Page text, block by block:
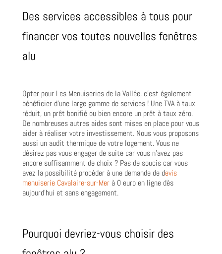
Des services accessibles à tous pour
financer vos toutes nouvelles fenêtres
alu
Opter pour Les Menuiseries de la Vallée, c’est également
bénéficier d’une large gamme de services ! Une TVA à taux
réduit, un prêt bonifié ou bien encore un prêt à taux zéro.
De nombreuses autres aides sont mises en place pour vous
aider à réaliser votre investissement. Nous vous proposons
aussi un audit thermique de votre logement. Vous ne
désirez pas vous engager de suite car vous n’avez pas
encore suffisamment de choix ? Pas de soucis car vous
avez la possibilité procéder à une demande de devis
menuiserie Cavalaire-sur-Merà 0 euro en ligne dès
aujourd’hui et sans engagement.
Pourquoi devriez-vous choisir des